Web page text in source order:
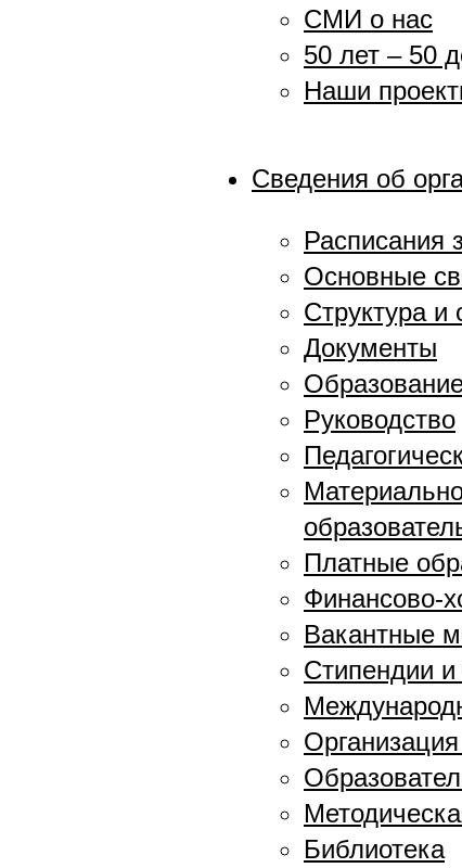
СМИ о нас
50 лет – 50
Наши
Сведения об
Расписания
Основные
Структура и
Документы
Руководство
Платные
Финансово-
Вакантные
Стипендии
Библиотека